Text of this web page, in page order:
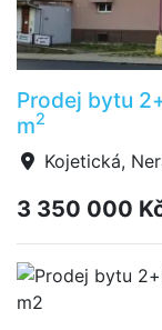
Prodej bytu
m2
Kojetická,
3 350 000